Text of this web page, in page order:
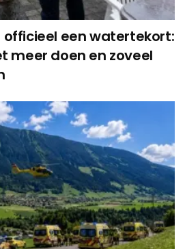
een watertekort:
meer doen en zoveel